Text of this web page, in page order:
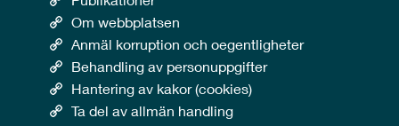
Om webbplatsen
Anmäl korruption och oegentligheter
Behandling av personuppgifter
Hantering av kakor (cookies)
Ta del av allmän handling